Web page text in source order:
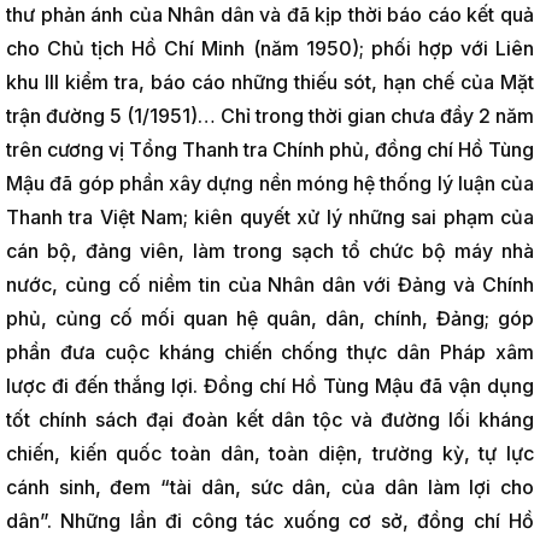
thư phản ánh của Nhân dân và đã kịp thời báo cáo kết quả
cho Chủ tịch Hồ Chí Minh (năm 1950); phối hợp với Liên
khu III kiểm tra, báo cáo những thiếu sót, hạn chế của Mặt
trận đường 5 (1/1951)… Chỉ trong thời gian chưa đầy 2 năm
trên cương vị Tổng Thanh tra Chính phủ, đồng chí Hồ Tùng
Mậu đã góp phần xây dựng nền móng hệ thống lý luận của
Thanh tra Việt Nam; kiên quyết xử lý những sai phạm của
cán bộ, đảng viên, làm trong sạch tổ chức bộ máy nhà
nước, củng cố niềm tin của Nhân dân với Đảng và Chính
phủ, củng cố mối quan hệ quân, dân, chính, Đảng; góp
phần đưa cuộc kháng chiến chống thực dân Pháp xâm
lược đi đến thắng lợi. Đồng chí Hồ Tùng Mậu đã vận dụng
tốt chính sách đại đoàn kết dân tộc và đường lối kháng
chiến, kiến quốc toàn dân, toàn diện, trường kỳ, tự lực
cánh sinh, đem “tài dân, sức dân, của dân làm lợi cho
dân”. Những lần đi công tác xuống cơ sở, đồng chí Hồ